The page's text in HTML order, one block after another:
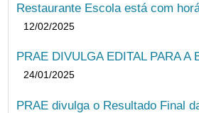
Restaurante Escola está com
12/02/2025
PRAE DIVULGA EDITAL PARA
24/01/2025
PRAE divulga o Resultado Final